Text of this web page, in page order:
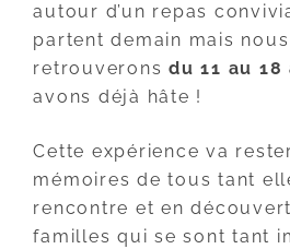
autour d’un repas
partent demain mais
retrouveronsdu 11 au
avons déjà hâte !
Cette expérience va
mémoires de tous tant
rencontre et en
familles qui se sont tant